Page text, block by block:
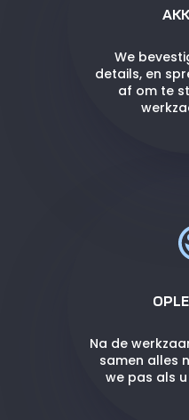
We
details, en
af om te
Na de
samen alles
we pas als